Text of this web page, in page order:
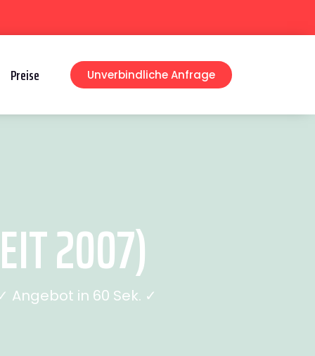
Preise Unverbindliche Anfrage
2007)
Angebot in 60 Sek. ✓